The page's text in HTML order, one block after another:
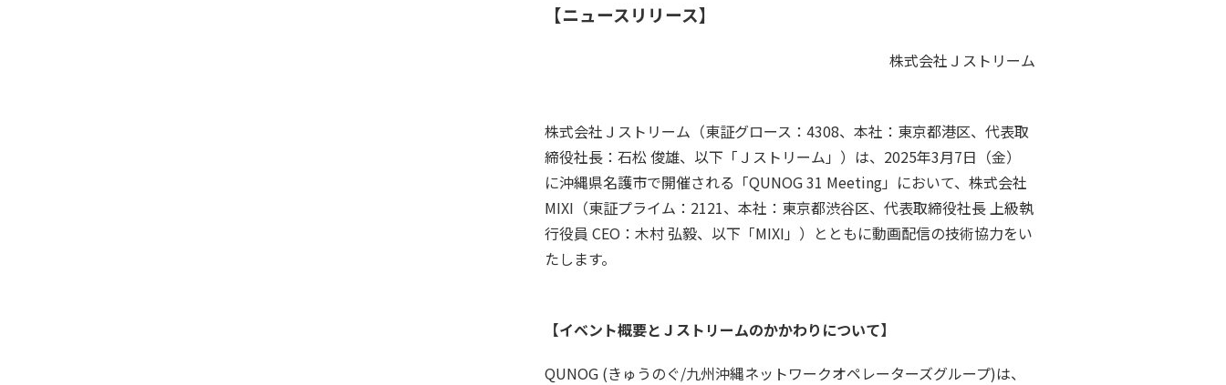
【ニュースリリース】
株式会社Ｊストリーム
株式会社Ｊストリーム（東証グロース：4308、本社：東京都港区、代表取
締役社長：石松 俊雄、以下「Ｊストリーム」）は、2025年3月7日（金）
に沖縄県名護市で開催される「QUNOG 31 Meeting」において、株式会社
MIXI（東証プライム：2121、本社：東京都渋谷区、代表取締役社長 上級執
行役員 CEO：木村 弘毅、以下「MIXI」）とともに動画配信の技術協力をい
たします。
【イベント概要とＪストリームのかかわりについて】
QUNOG (きゅうのぐ/九州沖縄ネットワークオペレーターズグループ)は、